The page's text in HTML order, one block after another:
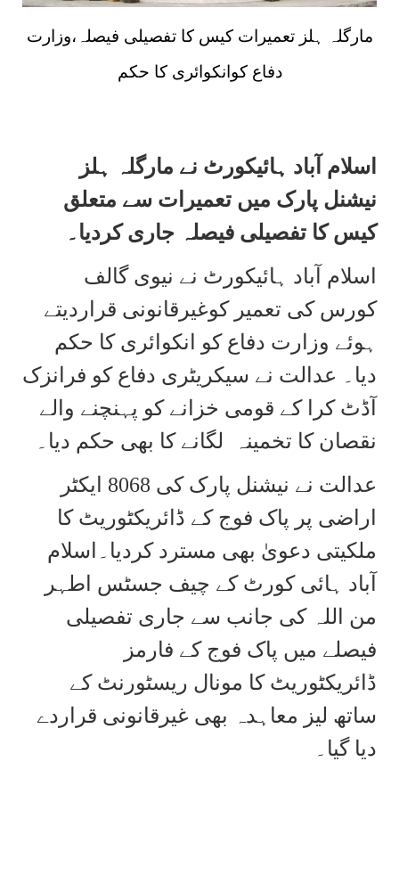
مارگلہ ہلز تعمیرات کیس کا تفصیلی فیصلہ،وزارت
دفاع کوانکوائری کا حکم
اسلام آباد ہائیکورٹ نے مارگلہ ہلز
نیشنل پارک میں تعمیرات سے متعلق
کیس کا تفصیلی فیصلہ جاری کردیا۔
اسلام آباد ہائیکورٹ نے نیوی گالف
کورس کی تعمیر کوغیرقانونی قراردیتے
ہوئے وزارت دفاع کو انکوائری کا حکم
دیا۔ عدالت نے سیکریٹری دفاع کو فرانزک
آڈٹ کرا کے قومی خزانے کو پہنچنے والے
نقصان کا تخمینہ لگانے کا بھی حکم دیا۔
عدالت نے نیشنل پارک کی 8068 ایکٹر
اراضی پر پاک فوج کے ڈائریکٹوریٹ کا
ملکیتی دعویٰ بھی مسترد کردیا۔اسلام
آباد ہائی کورٹ کے چیف جسٹس اطہر
من اللہ کی جانب سے جاری تفصیلی
فیصلے میں پاک فوج کے فارمز
ڈائریکٹوریٹ کا مونال ریسٹورنٹ کے
ساتھ لیز معاہدہ بھی غیرقانونی قراردے
دیا گیا۔